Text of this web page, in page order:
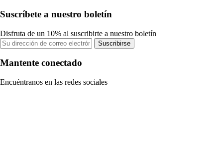
Suscríbete a nuestro boletín
Disfruta de un 10% al suscribirte a nuestro boletín
Suscribirse
Mantente conectado
Encuéntranos en las redes sociales